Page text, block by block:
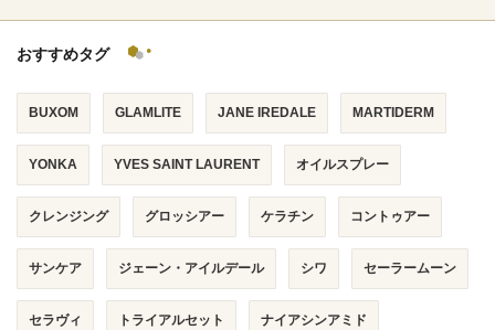
おすすめタグ
BUXOM GLAMLITE JANE IREDALE MARTIDERM
YONKA YVES SAINT LAURENT オイルスプレー
クレンジング グロッシアー ケラチン コントゥアー
サンケア ジェーン・アイルデール シワ セーラームーン
セラヴィ トライアルセット ナイアシンアミド